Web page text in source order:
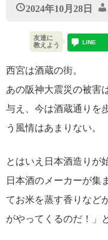
2024年10月28日
西宮は酒蔵の街。
あの阪神大震災の被害
与え、今は酒蔵通りを
う風情はあまりない。
とはいえ日本酒造りが
日本酒のメーカーが集
てお米を蒸す香りなど
がやってくるのだ！」
友達に
教えよう
LINE